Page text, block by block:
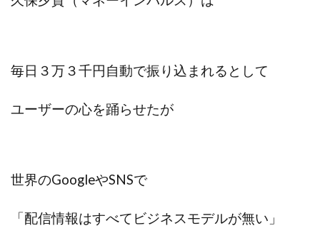
毎日３万３千円自動で振り込まれるとして
ユーザーの心を踊らせたが
世界のGoogleやSNSで
「配信情報はすべてビジネスモデルが無い」